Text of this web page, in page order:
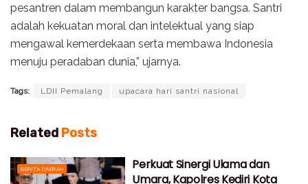
pesantren dalam membangun karakter bangsa. Santri
adalah kekuatan moral dan intelektual yang siap
mengawal kemerdekaan serta membawa Indonesia
menuju peradaban dunia,” ujarnya.
Tags: LDII Pemalang upacara hari santri nasional
Related Posts
BERITA DAERAH
Perkuat Sinergi Ulama dan
Umara, Kapolres Kediri Kota